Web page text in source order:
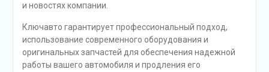
и новостях компании.
Ключавто гарантирует профессиональный подход,
использование современного оборудования и
оригинальных запчастей для обеспечения надежной
работы вашего автомобиля и продления его